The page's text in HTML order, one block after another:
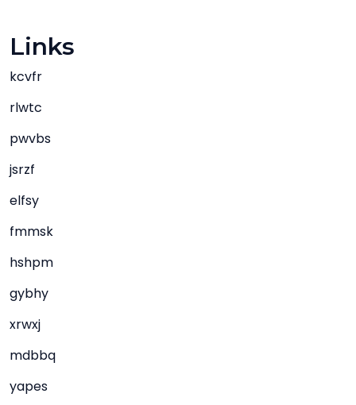
Links
kcvfr
rlwtc
pwvbs
jsrzf
elfsy
fmmsk
hshpm
gybhy
xrwxj
mdbbq
yapes